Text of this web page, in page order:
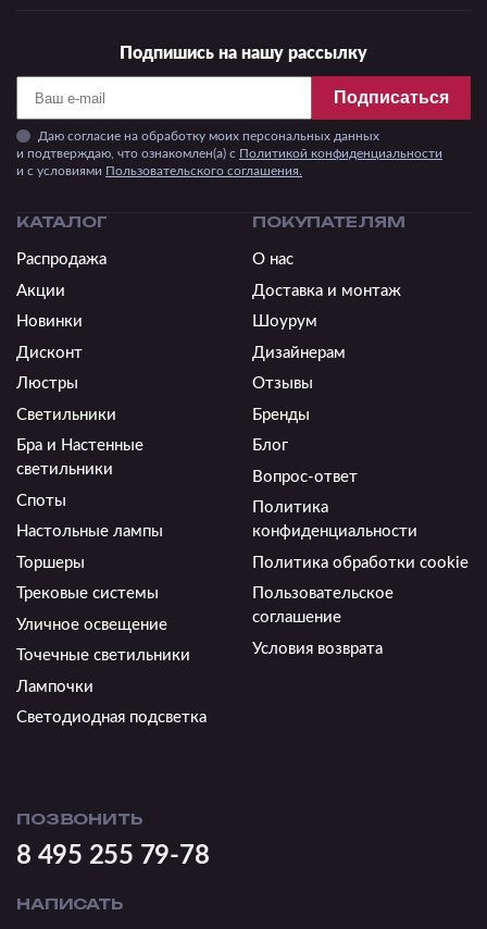
Подпишись на нашу рассылку
Подписаться
Даю согласие на обработку моих персональных данных
и подтверждаю, что ознакомлен(а) с Политикой конфиденциальности
и c условиями Пользовательского соглашения.
КАТАЛОГ
Распродажа
Акции
Новинки
Дисконт
Люстры
Светильники
Бра и Настенные
светильники
Споты
Настольные лампы
Торшеры
Трековые системы
Уличное освещение
Точечные светильники
Лампочки
Светодиодная подсветка
ПОКУПАТЕЛЯМ
О нас
Доставка и монтаж
Шоурум
Дизайнерам
Отзывы
Бренды
Блог
Вопрос-ответ
Политика
конфиденциальности
Политика обработки cookie
Пользовательское
соглашение
Условия возврата
ПОЗВОНИТЬ
8 495 255 79-78
НАПИСАТЬ